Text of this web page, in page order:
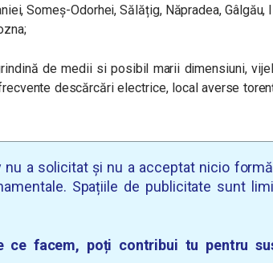
Someș-Odorhei, Sălățig, Năpradea, Gâlgău,
de medii si posibil marii dimensiuni,
descărcări electrice, local averse
nu a solicitat și nu a acceptat nicio
Spațiile de publicitate sunt
ce facem, poți contribui tu pentru